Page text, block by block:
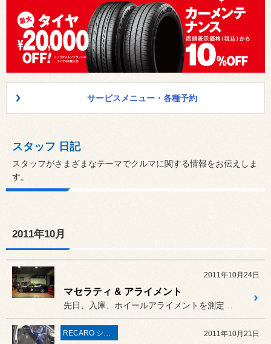
サービスメニュー・各種予約
スタッフ 日記
スタッフがさまざまなテーマでクルマに関する情報をお伝えしま
す。
2011年10月
2011年10月24日
マセラティ & アライメント
2011年10月21日